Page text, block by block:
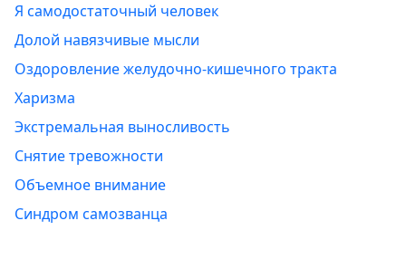
Я самодостаточный человек
Долой навязчивые мысли
Оздоровление желудочно-кишечного тракта
Харизма
Экстремальная выносливость
Снятие тревожности
Объемное внимание
Синдром самозванца